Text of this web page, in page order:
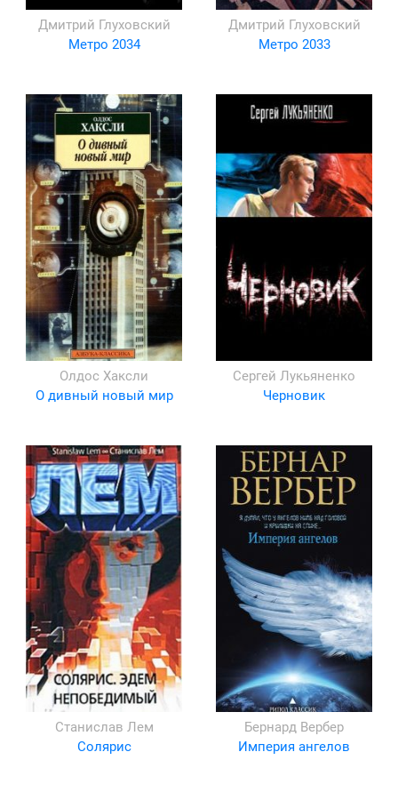
Дмитрий Глуховский
Метро 2034
Дмитрий Глуховский
Метро 2033
Олдос Хаксли
О дивный новый мир
Сергей Лукьяненко
Черновик
Станислав Лем
Солярис
Бернард Вербер
Империя ангелов